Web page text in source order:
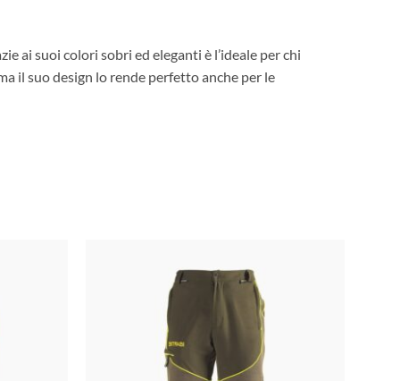
ai suoi colori sobri ed eleganti è l’ideale per chi
il suo design lo rende perfetto anche per le